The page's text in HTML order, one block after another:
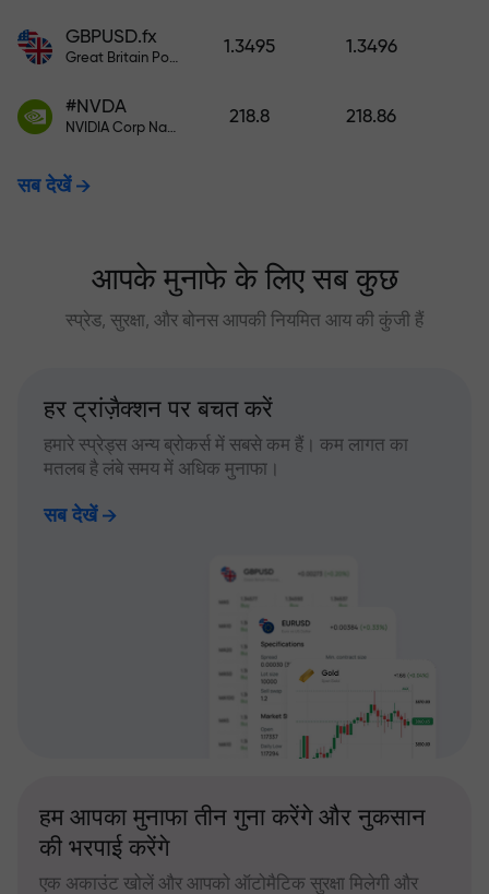
GBPUSD.fx
Great Britain Pound vs US Dollar
1.3495 1.3496
#NVDA
NVIDIA Corp Nasdaq Stock Exchange (Nasdaq) USD
218.8 218.86
सब देखें
आपके मुनाफे के लिए सब कुछ
स्प्रेड, सुरक्षा, और बोनस आपकी नियमित आय की कुंजी हैं
हर ट्रांज़ैक्शन पर बचत करें
हमारे स्प्रेड्स अन्य ब्रोकर्स में सबसे कम हैं। कम लागत का
मतलब है लंबे समय में अधिक मुनाफा।
सब देखें
हम आपका मुनाफा तीन गुना करेंगे और नुकसान
की भरपाई करेंगे
एक अकाउंट खोलें और आपको ऑटोमैटिक सुरक्षा मिलेगी और